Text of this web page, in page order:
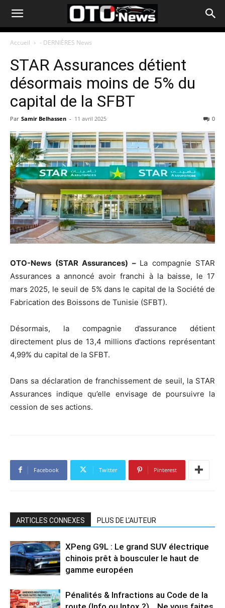
Accueil - DERNIÈRES News
STAR Assurances détient
désormais moins de 5% du
capital de la SFBT
Par Samir Belhassen - 11 avril 2025 0
OTO-News (STAR Assurances) – La compagnie STAR
Assurances a annoncé avoir franchi à la baisse, le 17
mars 2025, le seuil de 5% dans le capital de la Société de
Fabrication des Boissons de Tunisie (SFBT).
Désormais, la compagnie d’assurance détient
directement plus de 13,4 millions d’actions représentant
4,99% du capital de la SFBT.
Dans sa déclaration de franchissement de seuil, la STAR
Assurances indique qu’elle envisage de poursuivre la
cession de ses actions.
Facebook Twitter Pinterest
ARTICLES CONNEXES PLUS DE L'AUTEUR
XPeng G9L : Le grand SUV électrique
chinois prêt à bousculer le haut de
gamme européen
Pénalités & Infractions au Code de la